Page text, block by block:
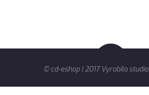
© cd-eshop | 2017 Vyrobilo studio